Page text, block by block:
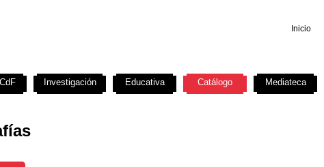
Inicio
Investigación Educativa Catálogo Mediateca